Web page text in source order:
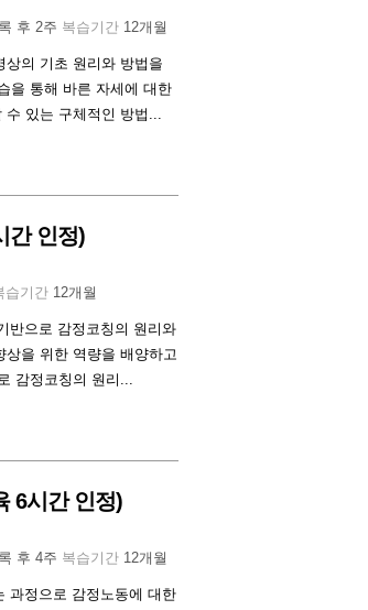
후 2주 복습기간 12개월
상의 기초 원리와 방법을
을 통해 바른 자세에 대한
수 있는 구체적인 방법...
간 인정)
습기간 12개월
반으로 감정코칭의 원리와
을 위한 역량을 배양하고
감정코칭의 원리...
6시간 인정)
후 4주 복습기간 12개월
과정으로 감정노동에 대한